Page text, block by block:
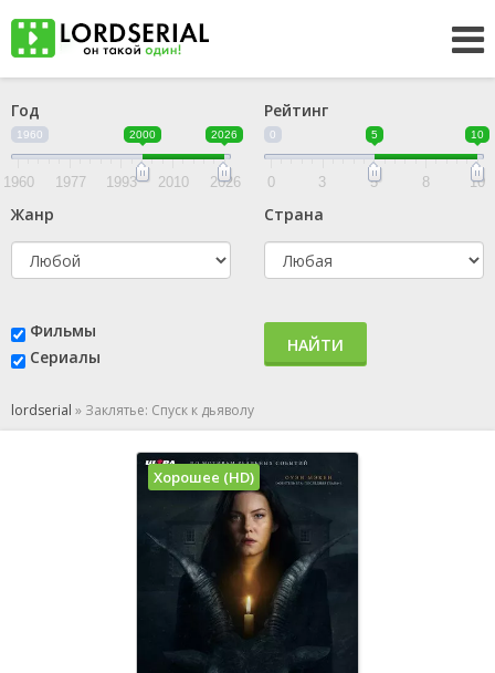
Год
1960 2000 2026
1960 1977 1993 2010 2026
Рейтинг
0 5 10
0 3 5 8 10
Жанр Страна
Фильмы
Сериалы
НАЙТИ
lordserial » Заклятье: Спуск к дьяволу
Хорошее (HD)